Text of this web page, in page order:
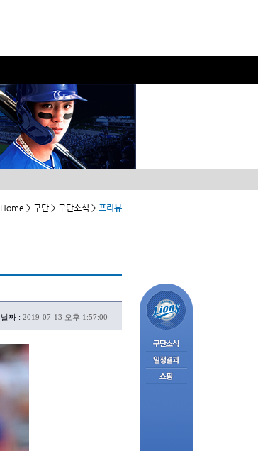
Home > 구단 > 구단소식 > 프리뷰
날짜 : 2019-07-13 오후 1:57:00